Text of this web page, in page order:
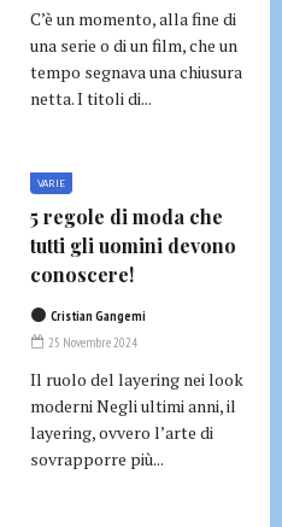
C’è un momento, alla fine di
una serie o di un film, che un
tempo segnava una chiusura
netta. I titoli di...
VARIE
5 regole di moda che
tutti gli uomini devono
conoscere!
Cristian Gangemi
25 Novembre 2024
Il ruolo del layering nei look
moderni Negli ultimi anni, il
layering, ovvero l’arte di
sovrapporre più...